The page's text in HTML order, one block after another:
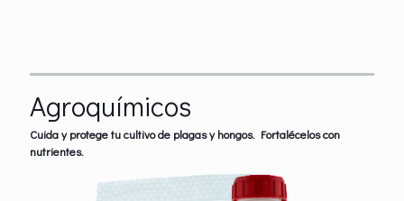
Agroquímicos
Cuida y protege tu cultivo de plagas y hongos. Fortalécelos con
nutrientes.